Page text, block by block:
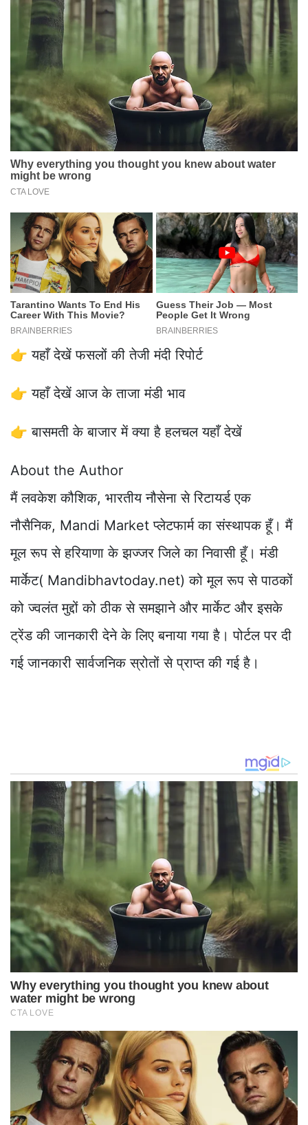
👉 यहाँ देखें फसलों की तेजी मंदी रिपोर्ट
👉 यहाँ देखें आज के ताजा मंडी भाव
👉 बासमती के बाजार में क्या है हलचल यहाँ देखें
About the Author
मैं लवकेश कौशिक, भारतीय नौसेना से रिटायर्ड एक
नौसैनिक, Mandi Market प्लेटफार्म का संस्थापक हूँ। मैं
मूल रूप से हरियाणा के झज्जर जिले का निवासी हूँ। मंडी
मार्केट( Mandibhavtoday.net) को मूल रूप से पाठकों
को ज्वलंत मुद्दों को ठीक से समझाने और मार्केट और इसके
ट्रेंड की जानकारी देने के लिए बनाया गया है। पोर्टल पर दी
गई जानकारी सार्वजनिक स्रोतों से प्राप्त की गई है।